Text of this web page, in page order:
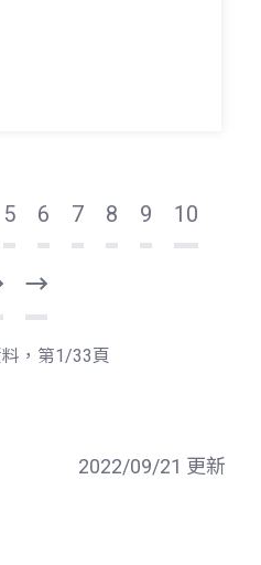
5 6 7 8 9 10
後
一
，第1/33頁
2022/09/21 更新